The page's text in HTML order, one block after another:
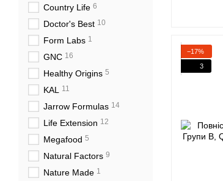
−17%
3
Country Life 6
Doctor's Best 10
Form Labs 1
GNC 16
Healthy Origins 5
KAL 11
Jarrow Formulas 14
Life Extension 12
Megafood 5
Natural Factors 9
Nature Made 1